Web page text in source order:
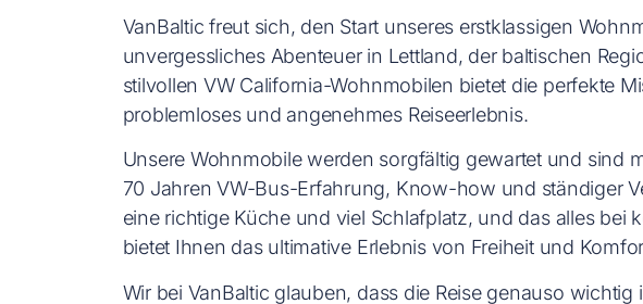
VanBaltic freut sich, den Start unseres erstklassigen
unvergessliches Abenteuer in Lettland, der baltischen
stilvollen VW California-Wohnmobilen bietet die perfekte
problemloses und angenehmes Reiseerlebnis.
Unsere Wohnmobile werden sorgfältig gewartet und sind
70 Jahren VW-Bus-Erfahrung, Know-how und ständiger
eine richtige Küche und viel Schlafplatz, und das alles bei
bietet Ihnen das ultimative Erlebnis von Freiheit und
Wir bei VanBaltic glauben, dass die Reise genauso